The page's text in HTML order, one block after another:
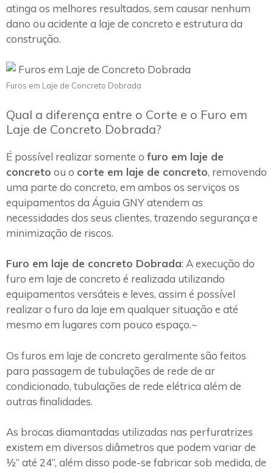
atinga os melhores resultados, sem causar nenhum
dano ou acidente a laje de concreto e estrutura da
construção.
Furos em Laje de Concreto Dobrada
Qual a diferença entre o Corte e o Furo em
Laje de Concreto Dobrada?
É possível realizar somente o furo em laje de
concreto ou o corte em laje de concreto, removendo
uma parte do concreto, em ambos os serviços os
equipamentos da Águia GNY atendem as
necessidades dos seus clientes, trazendo segurança e
minimização de riscos.
Furo em laje de concreto Dobrada: A execução do
furo em laje de concreto é realizada utilizando
equipamentos versáteis e leves, assim é possível
realizar o furo da laje em qualquer situação e até
mesmo em lugares com pouco espaço.~
Os furos em laje de concreto geralmente são feitos
para passagem de tubulações de rede de ar
condicionado, tubulações de rede elétrica além de
outras finalidades.
As brocas diamantadas utilizadas nas perfuratrizes
existem em diversos diâmetros que podem variar de
½” até 24”, além disso pode-se fabricar sob medida, de